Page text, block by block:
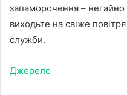
запаморочення –
виходьте на свіже
служби.
Джерело